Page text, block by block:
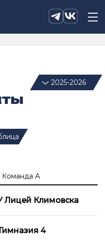
2025-2026
Команда А
Климовска
4